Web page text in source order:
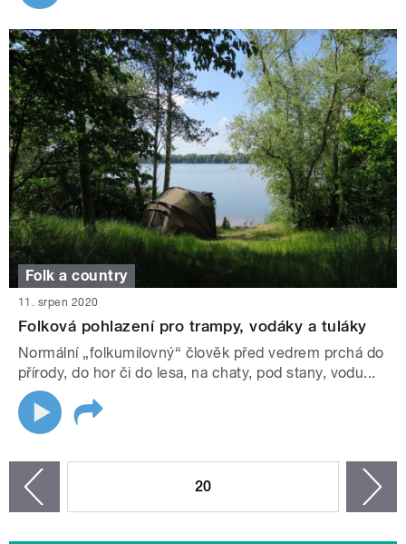
Folk a country
11. srpen 2020
Folková pohlazení pro trampy, vodáky a tuláky
Normální „folkumilovný“ člověk před vedrem prchá do
přírody, do hor či do lesa, na chaty, pod stany, vodu...
20